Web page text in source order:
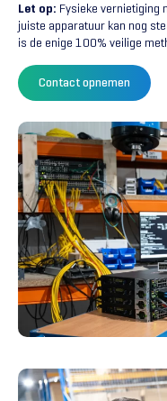
Let op: Fysieke vernietiging
juiste apparatuur kan nog
is de enige 100% veilige
Contact opnemen